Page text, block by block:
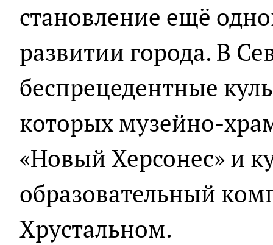
становление ещё
развитии города. В
беспрецедентные
которых музейно-
«Новый Херсонес» и
образовательный
Хрустальном.